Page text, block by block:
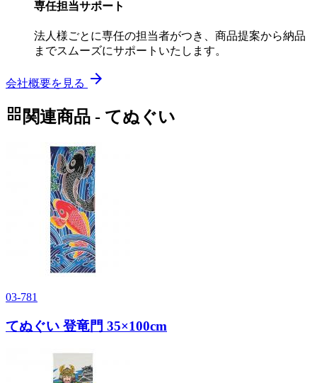
専任担当サポート
法人様ごとに専任の担当者がつき、商品提案から納品
までスムーズにサポートいたします。
会社概要を見る arrow_forward
grid_view 関連商品 - てぬぐい
03-781
てぬぐい 登竜門 35×100cm